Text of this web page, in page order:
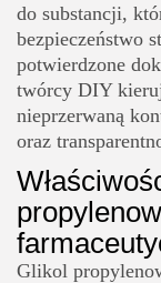
do substancji,
bezpieczeństwo
potwierdzone
twórcy DIY
nieprzerwaną
oraz
Glikol